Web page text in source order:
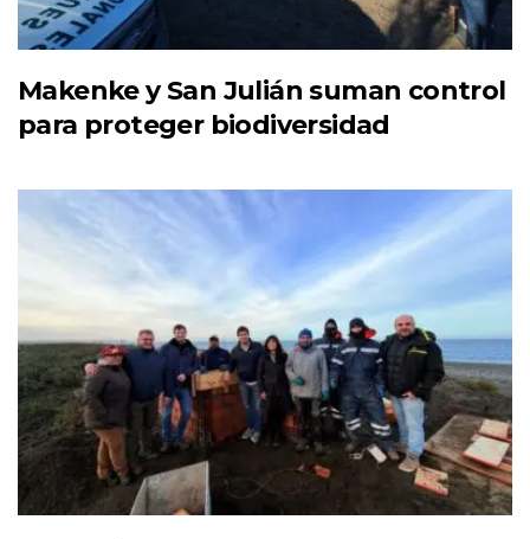
Makenke y San Julián suman control
para proteger biodiversidad